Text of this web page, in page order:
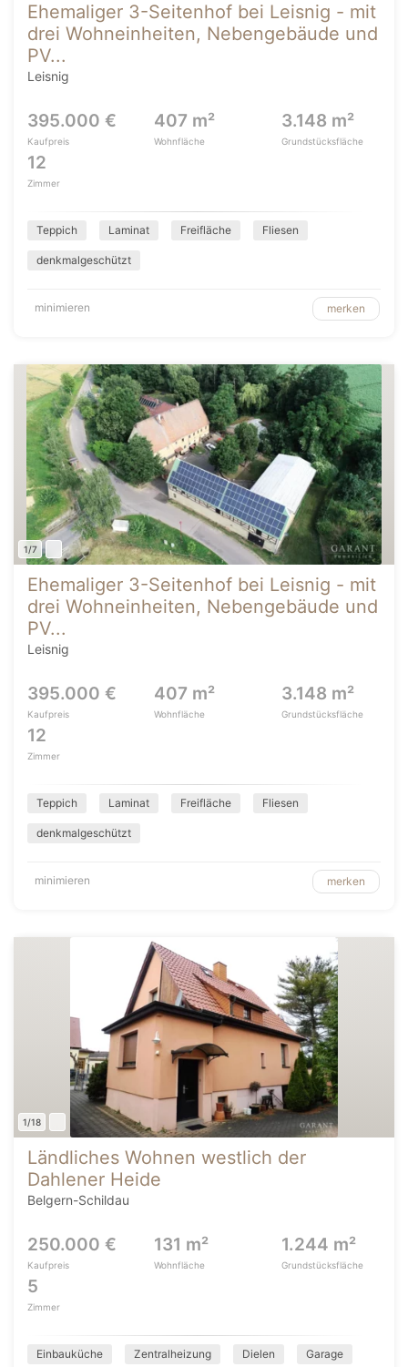
Ehemaliger 3-Seitenhof bei Leisnig - mit
drei Wohneinheiten, Nebengebäude und
PV...
Leisnig
395.000 €
Kaufpreis
407 m²
Wohnfläche
3.148 m²
Grundstücksfläche
12
Zimmer
Teppich Laminat Freifläche Fliesen
denkmalgeschützt
minimieren merken
1/7
Ehemaliger 3-Seitenhof bei Leisnig - mit
drei Wohneinheiten, Nebengebäude und
PV...
Leisnig
395.000 €
Kaufpreis
407 m²
Wohnfläche
3.148 m²
Grundstücksfläche
12
Zimmer
Teppich Laminat Freifläche Fliesen
denkmalgeschützt
minimieren merken
1/18
Ländliches Wohnen westlich der
Dahlener Heide
Belgern-Schildau
250.000 €
Kaufpreis
131 m²
Wohnfläche
1.244 m²
Grundstücksfläche
5
Zimmer
Einbauküche Zentralheizung Dielen Garage